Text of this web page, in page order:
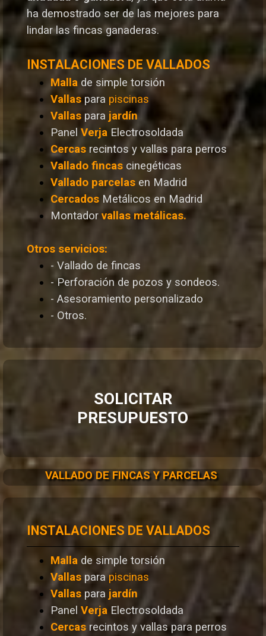
ha demostrado ser de las mejores para
lindar las fincas ganaderas.
INSTALACIONES DE VALLADOS
Malla de simple torsión
Vallas para piscinas
Vallas para jardín
Panel Verja Electrosoldada
Cercas recintos y vallas para perros
Vallado fincas cinegéticas
Vallado parcelas en Madrid
Cercados Metálicos en Madrid
Montador vallas metálicas.
Otros servicios:
- Vallado de fincas
- Perforación de pozos y sondeos.
- Asesoramiento personalizado
- Otros.
SOLICITAR
PRESUPUESTO
VALLADO DE FINCAS Y PARCELAS
INSTALACIONES DE VALLADOS
Malla de simple torsión
Vallas parapiscinas
Vallas para jardín
Panel Verja Electrosoldada
Cercas recintos y vallas para perros